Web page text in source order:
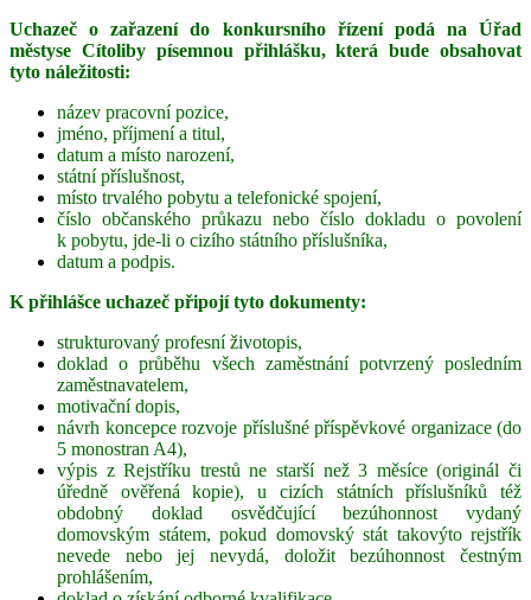
Uchazeč o zařazení do konkursního řízení podá na Úřad
městyse Cítoliby písemnou přihlášku, která bude obsahovat
tyto náležitosti:
název pracovní pozice,
jméno, příjmení a titul,
datum a místo narození,
státní příslušnost,
místo trvalého pobytu a telefonické spojení,
číslo občanského průkazu nebo číslo dokladu o povolení
k pobytu, jde-li o cizího státního příslušníka,
datum a podpis.
K přihlášce uchazeč připojí tyto dokumenty:
strukturovaný profesní životopis,
doklad o průběhu všech zaměstnání potvrzený posledním
zaměstnavatelem,
motivační dopis,
návrh koncepce rozvoje příslušné příspěvkové organizace (do
5 monostran A4),
výpis z Rejstříku trestů ne starší než 3 měsíce (originál či
úředně ověřená kopie), u cizích státních příslušníků též
obdobný doklad osvědčující bezúhonnost vydaný
domovským státem, pokud domovský stát takovýto rejstřík
nevede nebo jej nevydá, doložit bezúhonnost čestným
prohlášením,